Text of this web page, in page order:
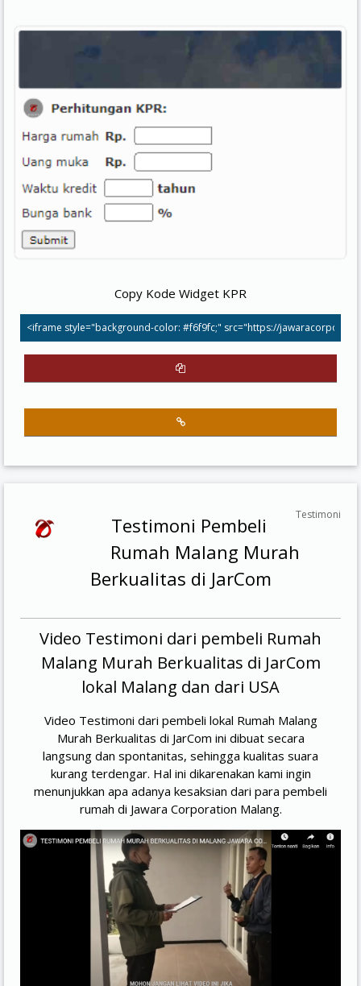
Copy Kode Widget KPR
Testimoni
Testimoni Pembeli
Rumah Malang Murah
Berkualitas di JarCom
Video Testimoni dari pembeli Rumah
Malang Murah Berkualitas di JarCom
lokal Malang dan dari USA
Video Testimoni dari pembeli lokal Rumah Malang
Murah Berkualitas di JarCom ini dibuat secara
langsung dan spontanitas, sehingga kualitas suara
kurang terdengar. Hal ini dikarenakan kami ingin
menunjukkan apa adanya kesaksian dari para pembeli
rumah di Jawara Corporation Malang.